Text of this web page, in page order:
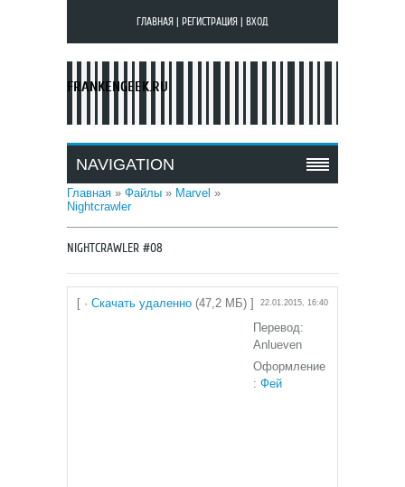
ГЛАВНАЯ РЕГИСТРАЦИЯ ВХОД
FRANKENGEEK.RU
NAVIGATION
Главная » Файлы » Marvel »
Nightcrawler
NIGHTCRAWLER #08
[ · Скачать удаленно (47,2 МБ) ] 22.01.2015, 16:40
Перевод:
Anlueven
Оформление
: Фей